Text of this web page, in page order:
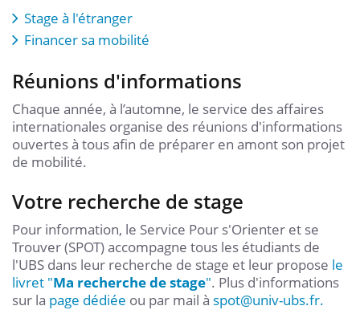
Stage à l'étranger
Financer sa mobilité
Réunions d'informations
Chaque année, à l’automne, le service des affaires
internationales organise des réunions d'informations
ouvertes à tous afin de préparer en amont son projet
de mobilité.
Votre recherche de stage
Pour information, le Service Pour s'Orienter et se
Trouver (SPOT) accompagne tous les étudiants de
l'UBS dans leur recherche de stage et leur propose le
livret "Ma recherche de stage". Plus d'informations
sur la page dédiée ou par mail à spot@univ-ubs.fr.